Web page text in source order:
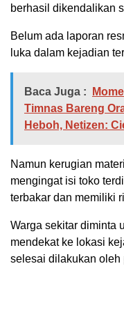
berhasil dikendalikan
Belum ada laporan
luka dalam kejadian
Baca Juga :
Timnas Bareng
Heboh, Netizen:
Namun kerugian
mengingat isi toko
terbakar dan memiliki
Warga sekitar diminta
mendekat ke lokasi
selesai dilakukan oleh